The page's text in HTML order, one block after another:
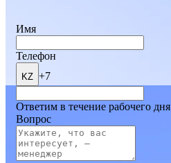
Имя
Телефон
KZ +7
Ответим в течение рабочего дня
Вопрос